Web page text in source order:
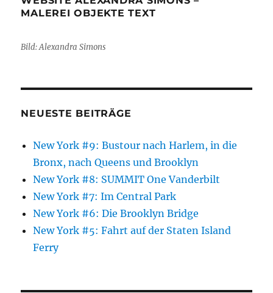
MALEREI OBJEKTE TEXT
Bild: Alexandra Simons
NEUESTE BEITRÄGE
New York #9: Bustour nach Harlem, in die
Bronx, nach Queens und Brooklyn
New York #8: SUMMIT One Vanderbilt
New York #7: Im Central Park
New York #6: Die Brooklyn Bridge
New York #5: Fahrt auf der Staten Island
Ferry